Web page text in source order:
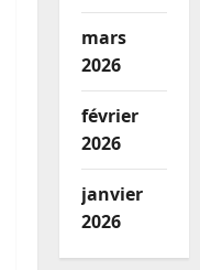
mars
2026
février
2026
janvier
2026